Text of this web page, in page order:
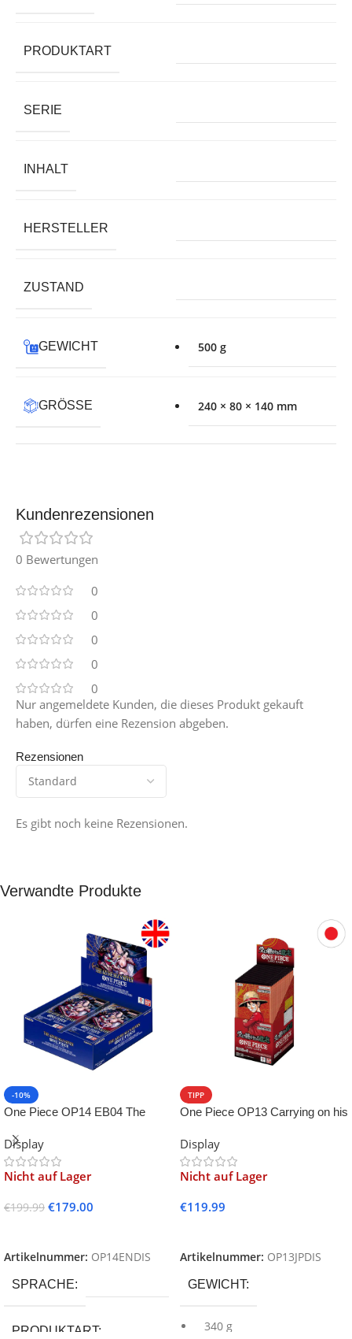
PRODUKTART
SERIE
INHALT
HERSTELLER
ZUSTAND
GEWICHT 500 g
GRÖSSE 240 × 80 × 140 mm
Kundenrezensionen
0 Bewertungen
0
0
0
0
0
Rezensionen
Es gibt noch keine Rezensionen.
Nur angemeldete Kunden, die dieses Produkt gekauft
haben, dürfen eine Rezension abgeben.
Verwandte Produkte
-10%
One Piece OP14 EB04 The
Display
Nicht auf Lager
€199.99 €179.00
Artikelnummer: OP14ENDIS
SPRACHE
PRODUKTART
TIPP
One Piece OP13 Carrying on his
Display
Nicht auf Lager
€119.99
Artikelnummer: OP13JPDIS
GEWICHT
340 g